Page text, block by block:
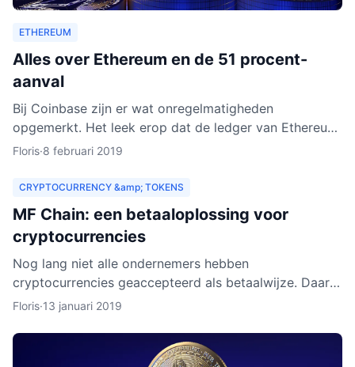
ETHEREUM
Alles over Ethereum en de 51 procent-
aanval
Bij Coinbase zijn er wat onregelmatigheden
opgemerkt. Het leek erop dat de ledger van Ethereum
Classic werd herschreven. Dat zou betekenen dat
Floris·8 februari 2019
CRYPTOCURRENCY &amp; TOKENS
MF Chain: een betaaloplossing voor
cryptocurrencies
Nog lang niet alle ondernemers hebben
cryptocurrencies geaccepteerd als betaalwijze. Daar
wil MF Chain een verandering in maken. Het bedrijf wil
Floris·13 januari 2019